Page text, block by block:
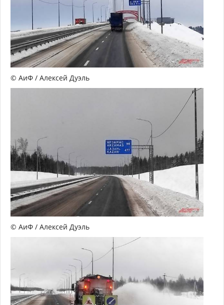
© АиФ / Алексей Дуэль
© АиФ / Алексей Дуэль